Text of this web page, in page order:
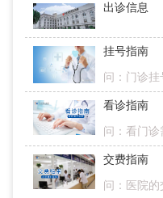
出诊信息
挂号指南
看诊指南
交费指南